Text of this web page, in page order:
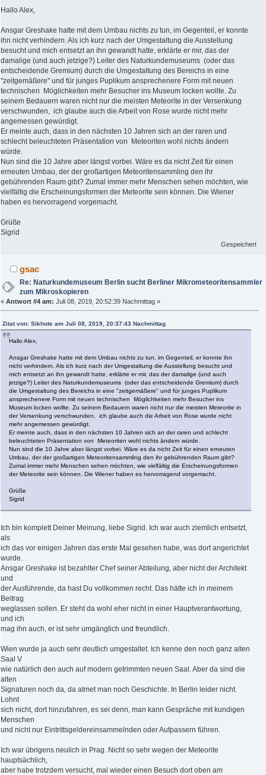
Hallo Alex,
Ansgar Greshake hatte mit dem Umbau nichts zu tun, im Gegenteil, er konnte
ihn nicht verhindern. Als ich kurz nach der Umgestaltung die Ausstellung
besucht und mich entsetzt an ihn gewandt hatte, erklärte er mir, das der
damalige (und auch jetzige?) Leiter des Naturkundemuseums (oder das
entscheidende Gremium) durch die Umgestaltung des Bereichs in eine
"zeitgemäßere" und für junges Puplikum ansprechenere Form mit neuen
technischen Möglichkeiten mehr Besucher ins Museum locken wollte. Zu
seinem Bedauern waren nicht nur die meisten Meteorite in der Versenkung
verschwunden, ich glaube auch die Arbeit von Rose wurde nicht mehr
angemessen gewürdigt.
Er meinte auch, dass in den nächsten 10 Jahren sich an der raren und
schlecht beleuchteten Präsentation von Meteoriten wohl nichts ändern
würde.
Nun sind die 10 Jahre aber längst vorbei. Wäre es da nicht Zeit für einen
erneuten Umbau, der der großartigen Meteoritensammling den ihr
gebührenden Raum gibt? Zumal immer mehr Menschen sehen möchten, wie
vielfältig die Erscheinungsformen der Meteorite sein können. Die Wiener
haben es hervorragend vorgemacht.
Grüße
Sigrid
Gespeichert
gsac
Re: Naturkundemuseum Berlin sucht Berliner Mikrometeoritensammler
zum Mikroskopieren
« Antwort #4 am: Juli 08, 2019, 20:52:39 Nachmittag »
Zitat von: Sikhote am Juli 08, 2019, 20:37:43 Nachmittag
Hallo Alex,
Ansgar Greshake hatte mit dem Umbau nichts zu tun, im Gegenteil, er konnte ihn
nicht verhindern. Als ich kurz nach der Umgestaltung die Ausstellung besucht und
mich entsetzt an ihn gewandt hatte, erklärte er mir, das der damalige (und auch
jetzige?) Leiter des Naturkundemuseums (oder das entscheidende Gremium) durch
die Umgestaltung des Bereichs in eine "zeitgemäßere" und für junges Puplikum
ansprechenere Form mit neuen technischen Möglichkeiten mehr Besucher ins
Museum locken wollte. Zu seinem Bedauern waren nicht nur die meisten Meteorite in
der Versenkung verschwunden, ich glaube auch die Arbeit von Rose wurde nicht
mehr angemessen gewürdigt.
Er meinte auch, dass in den nächsten 10 Jahren sich an der raren und schlecht
beleuchteten Präsentation von Meteoriten wohl nichts ändern würde.
Nun sind die 10 Jahre aber längst vorbei. Wäre es da nicht Zeit für einen erneuten
Umbau, der der großartigen Meteoritensammling den ihr gebührenden Raum gibt?
Zumal immer mehr Menschen sehen möchten, wie vielfältig die Erscheinungsformen
der Meteorite sein können. Die Wiener haben es hervorragend vorgemacht.
Grüße
Sigrid
Ich bin komplett Deiner Meinung, liebe Sigrid. Ich war auch ziemlich entsetzt,
als
ich das vor einigen Jahren das erste Mal gesehen habe, was dort angerichtet
wurde.
Ansgar Greshake ist bezahlter Chef seiner Abteilung, aber nicht der Architekt
und
der Ausführende, da hast Du vollkommen recht. Das hätte ich in meinem
Beitrag
weglassen sollen. Er steht da wohl eher nicht in einer Hauptverantwortung,
und ich
mag ihn auch, er ist sehr umgänglich und freundlich.
Wien wurde ja auch sehr deutlich umgestaltet. Ich kenne den noch ganz alten
Saal V
wie natürlich den auch auf modern getrimmten neuen Saal. Aber da sind die
alten
Signaturen noch da, da atmet man noch Geschichte. In Berlin leider nicht.
Lohnt
sich nicht, dort hinzufahren, es sei denn, man kann Gespräche mit kundigen
Menschen
und nicht nur Eintrittsgeldereinsammelnden oder Aufpassern führen.
Ich war übrigens neulich in Prag. Nicht so sehr wegen der Meteorite
hauptsächlich,
aber habe trotzdem versucht, mal wieder einen Besuch dort oben am